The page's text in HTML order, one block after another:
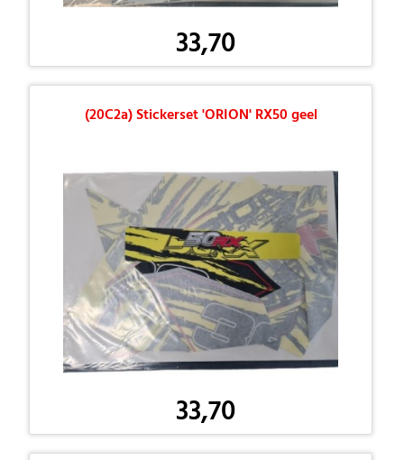
33,70
(20C2a) Stickerset 'ORION' RX50 geel
33,70